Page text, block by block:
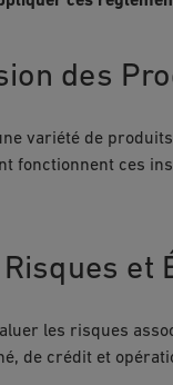
des
variété de
fonctionnent ces
les risques
de crédit et